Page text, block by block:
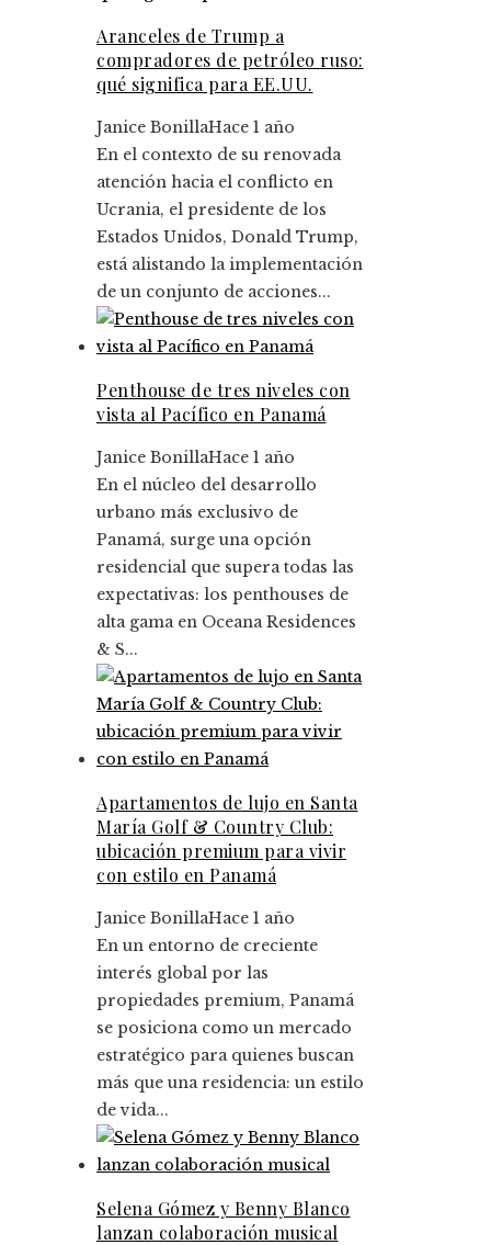
Aranceles de Trump a
compradores de petróleo ruso:
qué significa para EE.UU.
Janice BonillaHace 1 año
En el contexto de su renovada
atención hacia el conflicto en
Ucrania, el presidente de los
Estados Unidos, Donald Trump,
está alistando la implementación
de un conjunto de acciones...
Penthouse de tres niveles con
vista al Pacífico en Panamá
Janice BonillaHace 1 año
En el núcleo del desarrollo
urbano más exclusivo de
Panamá, surge una opción
residencial que supera todas las
expectativas: los penthouses de
alta gama en Oceana Residences
& S...
Apartamentos de lujo en Santa
María Golf & Country Club:
ubicación premium para vivir
con estilo en Panamá
Janice BonillaHace 1 año
En un entorno de creciente
interés global por las
propiedades premium, Panamá
se posiciona como un mercado
estratégico para quienes buscan
más que una residencia: un estilo
de vida...
Selena Gómez y Benny Blanco
lanzan colaboración musical